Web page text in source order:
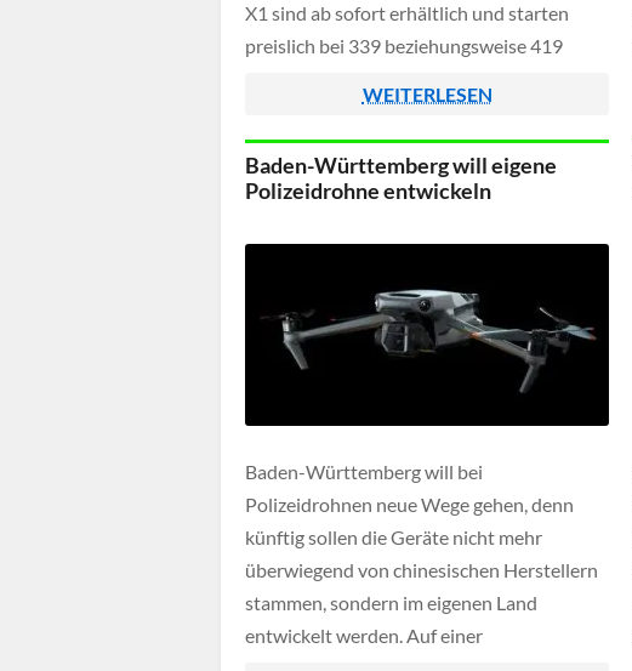
X1 sind ab sofort erhältlich und starten
preislich bei 339 beziehungsweise 419
Combos deutlich darüber liegen.
WEITERLESEN
Baden-Württemberg will eigene
Polizeidrohne entwickeln
Baden-Württemberg will bei
Polizeidrohnen neue Wege gehen, denn
künftig sollen die Geräte nicht mehr
überwiegend von chinesischen Herstellern
stammen, sondern im eigenen Land
entwickelt werden. Auf einer